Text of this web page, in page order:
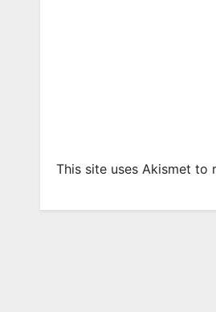
This site uses Akismet to